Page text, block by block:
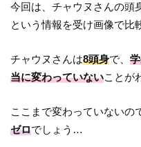
今回は、チャウヌさんの頭
という情報を受け画像で比
チャウヌさんは8頭身で、
当に変わっていないことが
ここまで変わっていないの
ゼロでしょう…